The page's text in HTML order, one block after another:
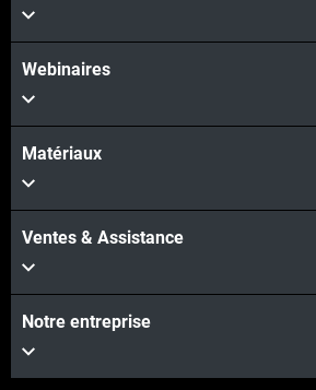
Webinaires
Matériaux
Ventes & Assistance
Notre entreprise